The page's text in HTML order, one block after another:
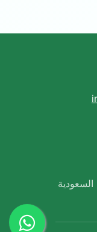
السعودية